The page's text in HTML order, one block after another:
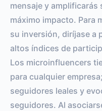
mensaje y amplificarás
máximo impacto. Para
su inversión, diríjase a
altos índices de
Los microinfluencers
para cualquier
seguidores leales y
seguidores. Al